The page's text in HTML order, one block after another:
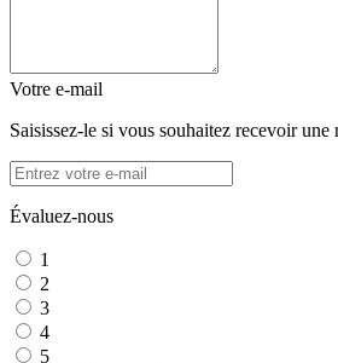
Votre e-mail
Saisissez-le si vous souhaitez recevoir une
Évaluez-nous
1
2
3
4
5